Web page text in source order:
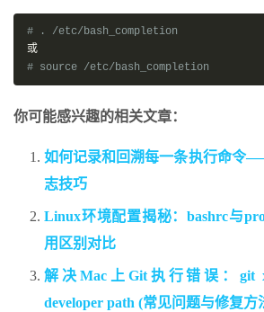
# . /etc/bash_completion
或
# source /etc/bash_completion
你可能感兴趣的相关文章：
如何记录和回溯每一条执行命令
志技巧
Linux环境配置揭秘：bashrc与
用区别对比
解决Mac上Git执行错误：git
developer path (常见问题与修复方